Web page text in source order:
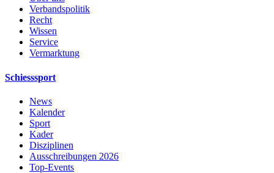
Verbandspolitik
Recht
Wissen
Service
Vermarktung
Schiesssport
News
Kalender
Sport
Kader
Disziplinen
Ausschreibungen 2026
Top-Events